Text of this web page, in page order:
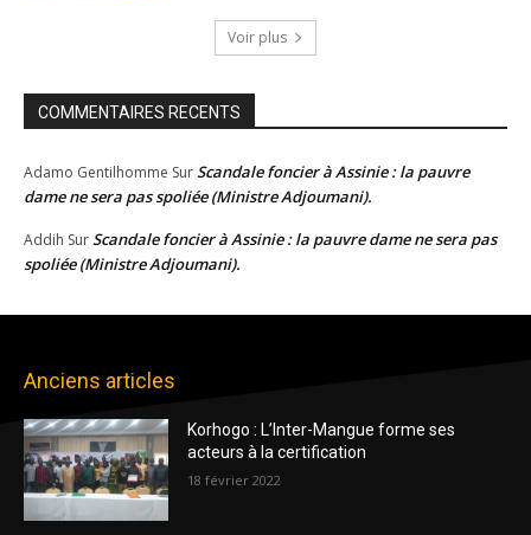
Voir plus
COMMENTAIRES RECENTS
Adamo Gentilhomme SurScandale foncier à Assinie : la pauvre
dame ne sera pas spoliée (Ministre Adjoumani).
Addih SurScandale foncier à Assinie : la pauvre dame ne sera pas
spoliée (Ministre Adjoumani).
Anciens articles
Korhogo : L’Inter-Mangue forme ses
acteurs à la certification
18 février 2022